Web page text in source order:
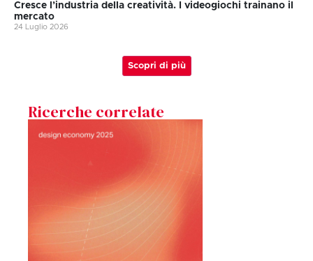
Cresce l’industria della creatività. I videogiochi trainano il
mercato
24 Luglio 2026
Scopri di più
Ricerche correlate